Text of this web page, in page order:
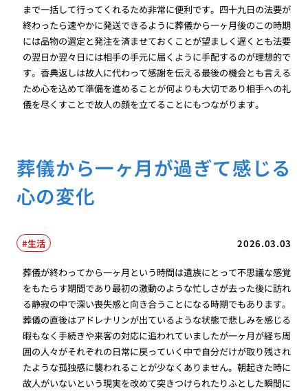
まで一括して行ってくれるため非常に便利です。四十九日の法要が
終わったら速やかに発送できるように葬儀から一ヶ月後のこの時期
には品物の選定と発注を済ませておくことが望ましく遅くとも法要
の翌日か翌々日には相手の手元に届くように手配するのが理想的で
す。香典返しは故人に代わって感謝を伝える最後の機会とも言える
ため心を込めて準備を進めることが何よりも大切であり相手への礼
儀を尽くすことで故人の顔を立てることにもつながります。
葬儀から一ヶ月が過ぎて感じる
心の変化
2026.03.03
生活
葬儀が終わってから一ヶ月という時間は遺族にとって不思議な感覚
をもたらす期間であり最初の激動のような忙しさが去った後に訪れ
る静寂の中で深い喪失感と向き合うことになる時期でもあります。
葬儀の直後はアドレナリンが出ているような状態で悲しみを感じる
暇もなく手続きや来客の対応に追われていましたが一ヶ月が経ち周
囲の人々がそれぞれの日常に戻っていく中で自分だけが取り残され
たような孤独感に襲われることが少なくありません。朝起きた時に
故人がいないという現実を改めて突きつけられたりふとした瞬間に